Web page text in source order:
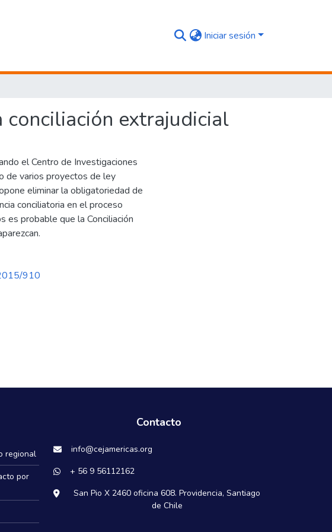
Iniciar sesión
extrajudicial
el Centro de Investigaciones
de varios proyectos de ley
eliminar la obligatoriedad de
conciliatoria en el proceso
es probable que la Conciliación
910
regional
por
Contacto
info@cejamericas.org
+ 56 9 56112162
San Pio X 2460 oficina 608. Providencia, Santiago
de Chile